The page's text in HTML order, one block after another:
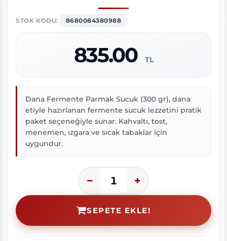
STOK KODU: 8680084380988
835.00 TL
Dana Fermente Parmak Sucuk (300 gr), dana
etiyle hazırlanan fermente sucuk lezzetini pratik
paket seçeneğiyle sunar. Kahvaltı, tost,
menemen, ızgara ve sıcak tabaklar için
uygundur.
− 1 +
SEPETE EKLE!